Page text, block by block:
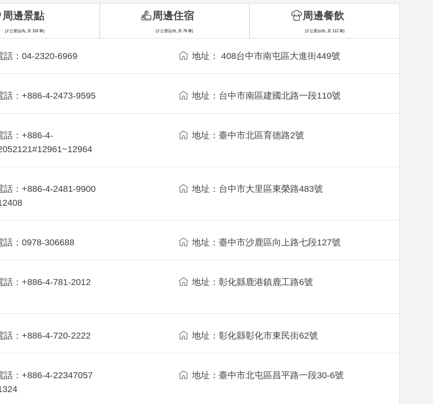
話：04-2320-6969 地址： 408台中市南屯區大進街449號
話：+886-4-2473-9595 地址：台中市南區建國北路一段110號
話：+886-4-
地址：臺中市北區育德路2號
話：+886-4-2481-9900
地址：台中市大里區東榮路483號
話：0978-306688 地址：臺中市沙鹿區向上路七段127號
話：+886-4-781-2012 地址：彰化縣鹿港鎮鹿工路6號
話：+886-4-720-2222 地址：彰化縣彰化市東民街62號
話：+886-4-22347057
地址：臺中市北屯區昌平路一段30-6號
周邊景點
(2 公里以內, 共 153 筆)
周邊住宿
(2 公里以內, 共 79 筆)
周邊餐飲
(2 公里以內, 共 112 筆)